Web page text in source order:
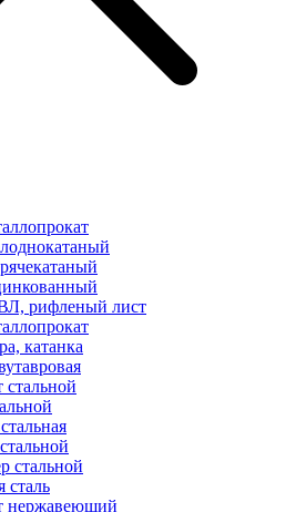
рифленый лист
катанка
стальной
стальной
нержавеющий